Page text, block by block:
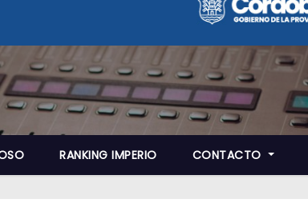
RANKING IMPERIO CONTACTO